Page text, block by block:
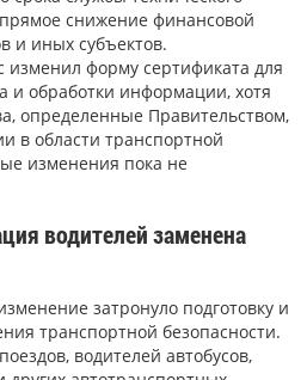
прямое снижение финансовой
и иных субъектов.
форму сертификата для
и обработки информации, хотя
определенные Правительством,
в области транспортной
изменения пока не
водителей заменена
затронуло подготовку и
транспортной безопасности.
водителей автобусов,